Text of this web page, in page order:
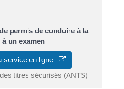
permis de conduire à la
un examen
service en ligne
titres sécurisés (ANTS)